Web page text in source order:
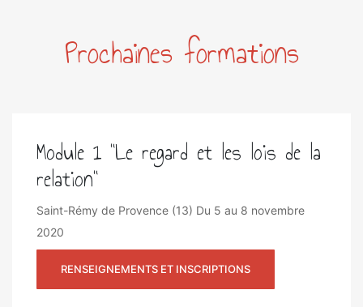
Prochaines formations
Module 1 "Le regard et les lois de la
relation"
Saint-Rémy de Provence (13) Du 5 au 8 novembre
2020
RENSEIGNEMENTS ET INSCRIPTIONS